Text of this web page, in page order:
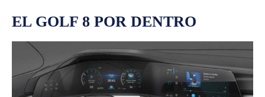
EL GOLF 8 POR DENTRO